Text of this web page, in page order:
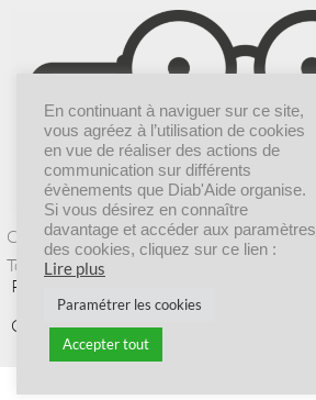
Création graphique | Dr COMM’
Tous droits réservés © 2025 Diab’Aide
POLITIQUE DE CONFIDENTIALITÉ
CGV
En continuant à naviguer sur ce site,
vous agréez à l’utilisation de cookies
en vue de réaliser des actions de
communication sur différents
évènements que Diab'Aide organise.
Si vous désirez en connaître
davantage et accéder aux paramètres
des cookies, cliquez sur ce lien :
Lire plus
Paramétrer les cookies
Accepter tout